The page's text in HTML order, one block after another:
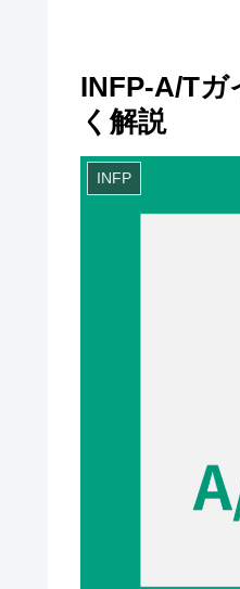
INFP-A/Tガ
く解説
INFP